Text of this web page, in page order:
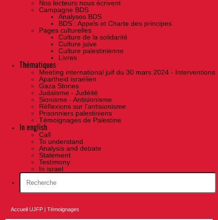
Nos lecteurs nous écrivent
Campagne BDS
Analyses BDS
BDS : Appels et Charte des principes
Pages culturelles
Culture de la solidarité
Culture juive
Culture palestinienne
Livres
Thématiques
Meeting international juif du 30 mars 2024 - Interventions
Apartheid israélien
Gaza Stories
Judaïsme - Judéité
Sionisme - Antisionisme
Réflexions sur l’antisionisme
Prisonniers palestiniens
Témoignages de Palestine
In english
Call
To understand
Analysis and debate
Statement
Testimony
In israel
Accueil UJFP |Témoignages